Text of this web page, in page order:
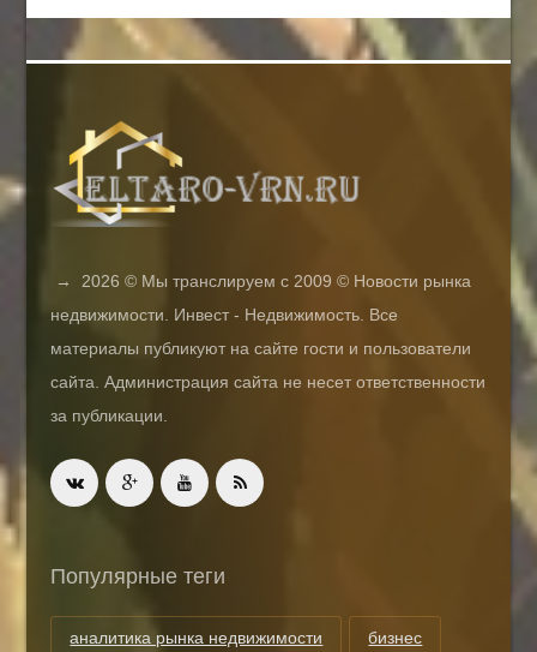
→ 2026 © Мы транслируем с 2009 © Новости рынка
недвижимости. Инвест - Недвижимость. Все
материалы публикуют на сайте гости и пользователи
сайта. Администрация сайта не несет ответственности
за публикации.
Популярные теги
аналитика рынка недвижимости бизнес